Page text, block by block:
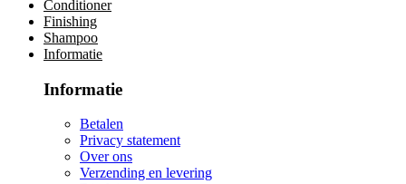
Conditioner
Finishing
Shampoo
Informatie
Informatie
Betalen
Privacy statement
Over ons
Verzending en levering